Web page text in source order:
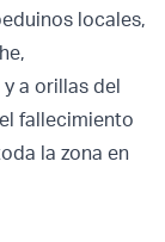
locales,
a orillas del
fallecimiento
la zona en